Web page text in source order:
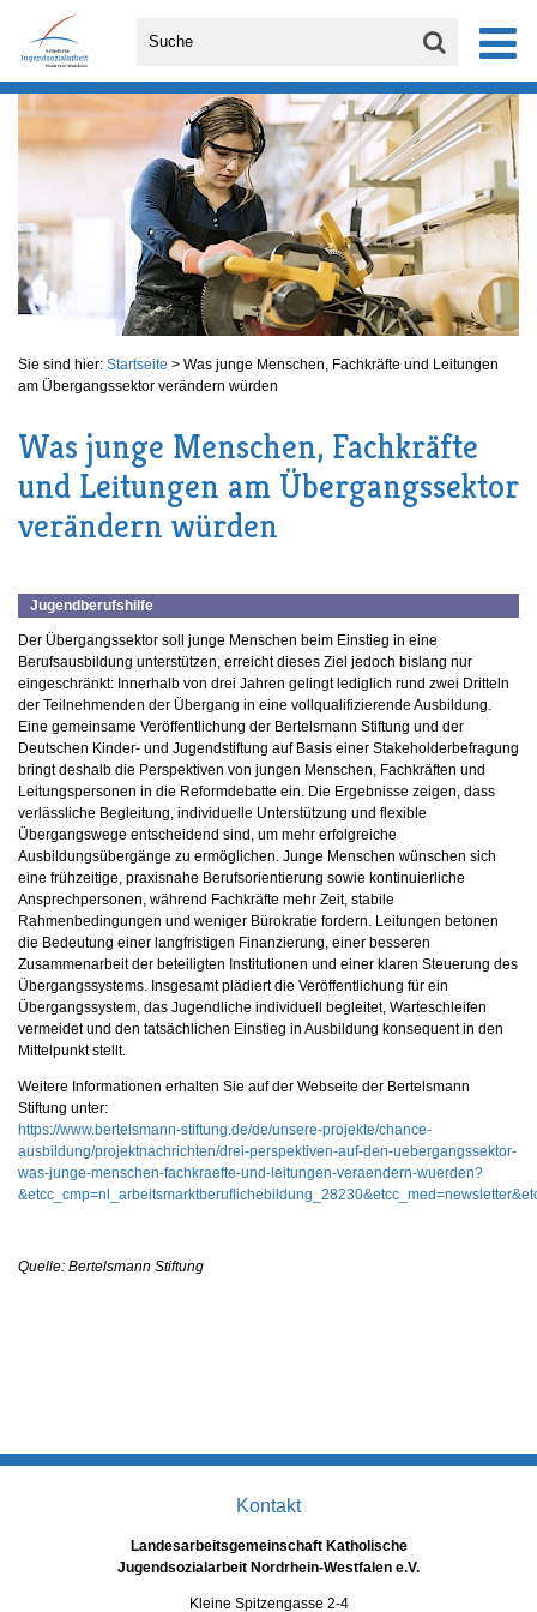
Sie sind hier: Startseite > Was junge Menschen, Fachkräfte und Leitungen
am Übergangssektor verändern würden
Was junge Menschen, Fachkräfte
und Leitungen am Übergangssektor
verändern würden
Jugendberufshilfe
Der Übergangssektor soll junge Menschen beim Einstieg in eine
Berufsausbildung unterstützen, erreicht dieses Ziel jedoch bislang nur
eingeschränkt: Innerhalb von drei Jahren gelingt lediglich rund zwei Dritteln
der Teilnehmenden der Übergang in eine vollqualifizierende Ausbildung.
Eine gemeinsame Veröffentlichung der Bertelsmann Stiftung und der
Deutschen Kinder- und Jugendstiftung auf Basis einer Stakeholderbefragung
bringt deshalb die Perspektiven von jungen Menschen, Fachkräften und
Leitungspersonen in die Reformdebatte ein. Die Ergebnisse zeigen, dass
verlässliche Begleitung, individuelle Unterstützung und flexible
Übergangswege entscheidend sind, um mehr erfolgreiche
Ausbildungsübergänge zu ermöglichen. Junge Menschen wünschen sich
eine frühzeitige, praxisnahe Berufsorientierung sowie kontinuierliche
Ansprechpersonen, während Fachkräfte mehr Zeit, stabile
Rahmenbedingungen und weniger Bürokratie fordern. Leitungen betonen
die Bedeutung einer langfristigen Finanzierung, einer besseren
Zusammenarbeit der beteiligten Institutionen und einer klaren Steuerung des
Übergangssystems. Insgesamt plädiert die Veröffentlichung für ein
Übergangssystem, das Jugendliche individuell begleitet, Warteschleifen
vermeidet und den tatsächlichen Einstieg in Ausbildung konsequent in den
Mittelpunkt stellt.
Weitere Informationen erhalten Sie auf der Webseite der Bertelsmann
Stiftung unter:
https://www.bertelsmann-stiftung.de/de/unsere-projekte/chance-
ausbildung/projektnachrichten/drei-perspektiven-auf-den-uebergangssektor-
was-junge-menschen-fachkraefte-und-leitungen-veraendern-wuerden?
Quelle: Bertelsmann Stiftung
Kontakt
Landesarbeitsgemeinschaft Katholische
Jugendsozialarbeit Nordrhein-Westfalen e.V.
Kleine Spitzengasse 2-4